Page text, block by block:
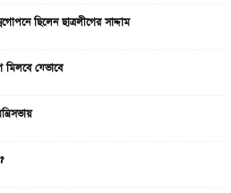
ছিলেন ছাত্রলীগের সাদ্দাম
মিলবে যেভাবে